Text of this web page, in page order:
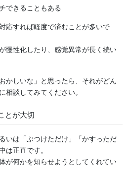
できることもある
応すれば軽度で済むことが多いで
慢性化したり、感覚異常が長く続い
かしいな」と思ったら、それがどん
相談してみてください。
とが大切
いは「ぶつけただけ」「かすっただ
は正直です。
が何かを知らせようとしてくれてい